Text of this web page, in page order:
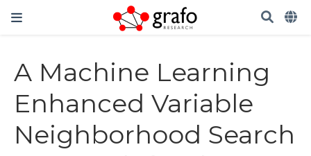
A Machine Learning
Enhanced Variable
Neighborhood Search